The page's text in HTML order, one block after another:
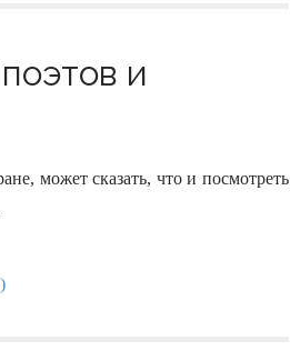
и
может сказать, что и посмотреть